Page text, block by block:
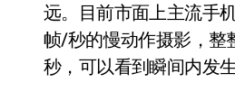
远。目前市面上主流手
帧/秒的慢动作摄影，整
秒，可以看到瞬间内发